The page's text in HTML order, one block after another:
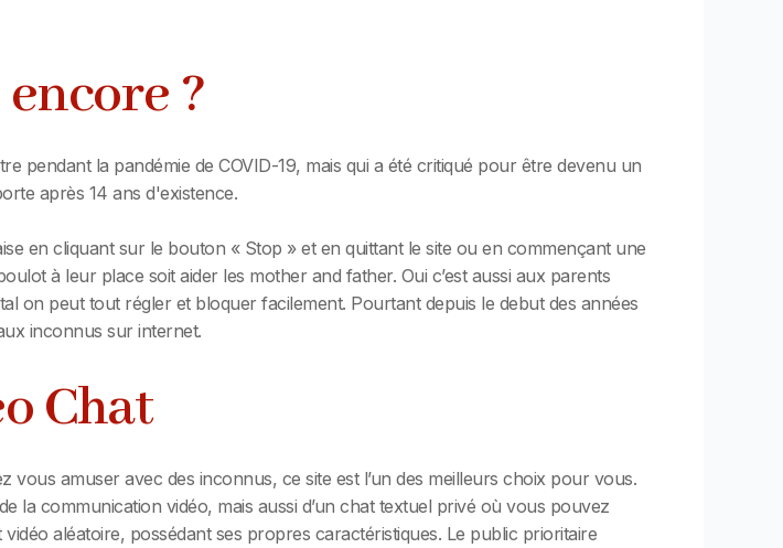
?
pendant la pandémie de COVID-19, mais qui a été critiqué pour être devenu un
après 14 ans d'existence.
en cliquant sur le bouton « Stop » et en quittant le site ou en commençant une
à leur place soit aider les mother and father. Oui c’est aussi aux parents
on peut tout régler et bloquer facilement. Pourtant depuis le debut des années
inconnus sur internet.
Chat
amuser avec des inconnus, ce site est l’un des meilleurs choix pour vous.
la communication vidéo, mais aussi d’un chat textuel privé où vous pouvez
aléatoire, possédant ses propres caractéristiques. Le public prioritaire